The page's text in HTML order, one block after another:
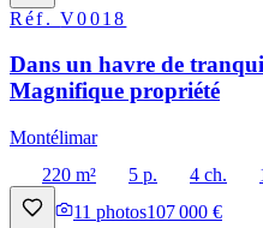
Réf.V0018
Dans un havre de
Magnifique propriété
Montélimar
220 m²
5 p. 4 ch.
11 photos107 000 €